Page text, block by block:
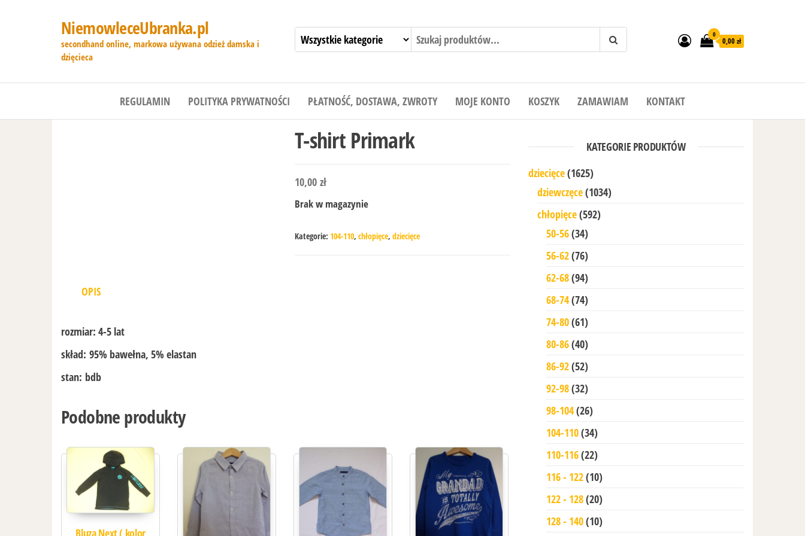
NiemowleceUbranka.pl
secondhand online, markowa używana odzież damska i
dzięcieca
0
0,00 zł
REGULAMIN POLITYKA PRYWATNOŚCI PŁATNOŚĆ, DOSTAWA, ZWROTY MOJE KONTO KOSZYK ZAMAWIAM KONTAKT
T-shirt Primark
10,00 zł
Brak w magazynie
Kategorie: 104-110, chłopięce, dziecięce
OPIS
rozmiar: 4-5 lat
skład: 95% bawełna, 5% elastan
stan: bdb
Podobne produkty
Bluza Next ( kolor
KATEGORIE PRODUKTÓW
dziecięce(1625)
dziewczęce(1034)
chłopięce(592)
50-56(34)
56-62(76)
62-68(94)
68-74(74)
74-80(61)
80-86(40)
86-92(52)
92-98(32)
98-104(26)
104-110(34)
110-116(22)
116 - 122(10)
122 - 128(20)
128 - 140(10)